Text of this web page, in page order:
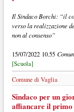
Il Sindaco Borchi: “il
verso la realizzazione
non al consenso”
15/07/2022 10.55
[Scuola]
Comune di Vaglia
Sindaco per un
affiancare il